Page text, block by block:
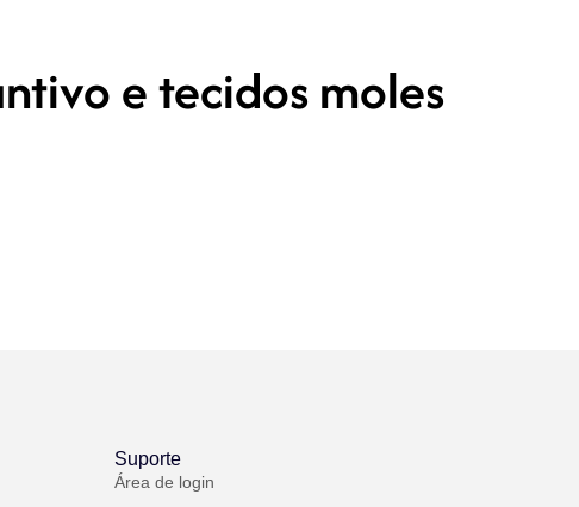
e tecidos moles
Suporte
Área de login